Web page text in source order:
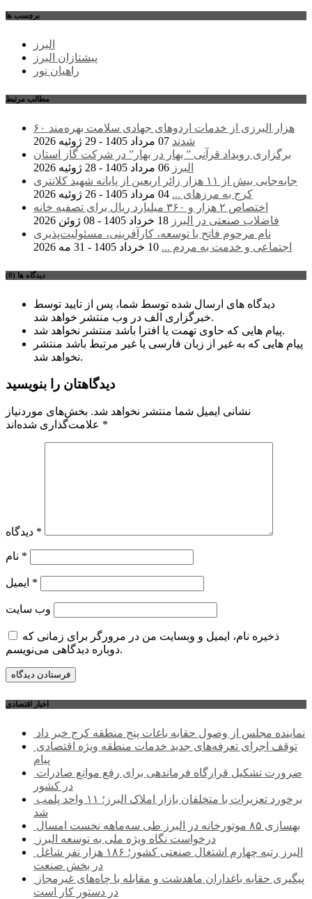
برچسب ها
البرز
پیشتازان البرز
راهیان نور
مطالب مرتبط
۶۰ هزار البرزی از خدمات اردوهای جهادی سلامت بهره‌مند
شدند 07 مرداد 1405 - 29 ژوئیه 2026
برگزاری رویداد قرآنی ” بهار در بهار” در شرکت گاز استان
البرز 06 مرداد 1405 - 28 ژوئیه 2026
جابه‌جایی بیش از ۱۱ هزار زائر اربعین از پایانه شهید کلانتری
کرج به مرزهای ... 04 مرداد 1405 - 26 ژوئیه 2026
اختصاص ۲ هزار و ۳۶۰ میلیارد ریال برای تصفیه خانه
فاضلاب صنعتی در البرز 18 خرداد 1405 - 08 ژوئن 2026
نام مرحوم فاتح با توسعه، کارآفرینی، مسئولیت‌پذیری
اجتماعی و خدمت به مردم ... 10 خرداد 1405 - 31 مه 2026
دیدگاه ها (0)
دیدگاه های ارسال شده توسط شما، پس از تایید توسط
خبرگزاری الف در وب منتشر خواهد شد.
پیام هایی که حاوی تهمت یا افترا باشد منتشر نخواهد شد.
پیام هایی که به غیر از زبان فارسی یا غیر مرتبط باشد منتشر
نخواهد شد.
دیدگاهتان را بنویسید
نشانی ایمیل شما منتشر نخواهد شد. بخش‌های موردنیاز
*
*
*
*
وب‌ سایت
ذخیره نام، ایمیل و وبسایت من در مرورگر برای زمانی که
دوباره دیدگاهی می‌نویسم.
اخبار اقتصادی
نماینده مجلس از وصول حقابه باغات پنج منطقه کرج خبر داد
پیام
در کشور
شد
بهسازی ۸۵ موتورخانه در البرز طی سه‌ماهه نخست امسال
درخواست نگاه ویژه ملی به توسعه البرز
در بخش صنعت
در دستور کار است